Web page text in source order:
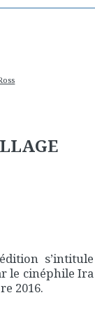
s’intitule
le cinéphile Ira
2016.